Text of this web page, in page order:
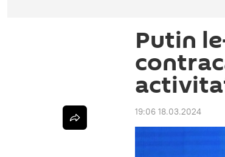
Putin
19:06 18.03.2024